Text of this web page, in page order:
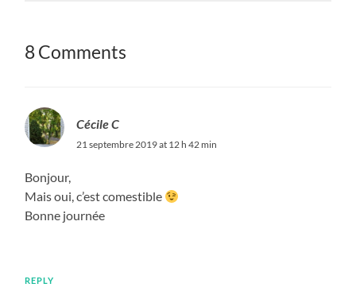
8 Comments
Cécile C
21 septembre 2019 at 12 h 42 min
Bonjour,
Mais oui, c’est comestible
Bonne journée
REPLY